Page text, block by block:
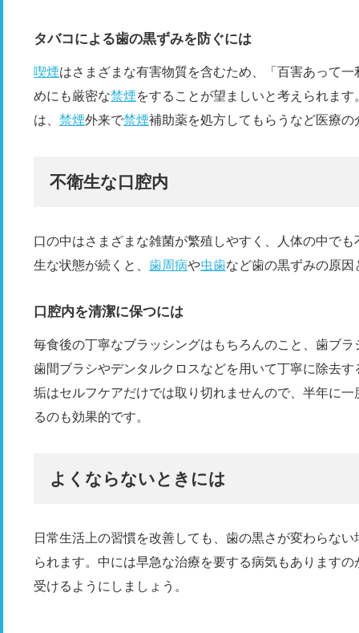
タバコによる歯の黒ずみを防ぐには
喫煙はさまざまな有害物質を含むため、「百害あって
めにも厳密な禁煙をすることが望ましいと考えられま
は、 禁煙外来で禁煙補助薬を処方してもらうなど医療
不衛生な口腔内
口の中はさまざまな雑菌が繁殖しやすく、人体の中で
生な状態が続くと、 歯周病や虫歯など歯の黒ずみの原
口腔内を清潔に保つには
毎食後の丁寧なブラッシングはもちろんのこと、歯ブ
歯間ブラシやデンタルクロスなどを用いて丁寧に除去
垢はセルフケアだけでは取り切れませんので、半年に
るのも効果的です。
よくならないときには
日常生活上の習慣を改善しても、歯の黒さが変わらな
られます。中には早急な治療を要する病気もあります
受けるようにしましょう。